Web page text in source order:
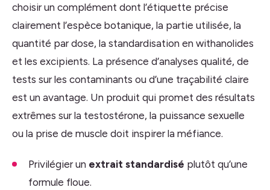
choisir un complément dont l’étiquette précise
clairement l’espèce botanique, la partie utilisée, la
quantité par dose, la standardisation en withanolides
et les excipients. La présence d’analyses qualité, de
tests sur les contaminants ou d’une traçabilité claire
est un avantage. Un produit qui promet des résultats
extrêmes sur la testostérone, la puissance sexuelle
ou la prise de muscle doit inspirer la méfiance.
Privilégier un extrait standardisé plutôt qu’une
formule floue.